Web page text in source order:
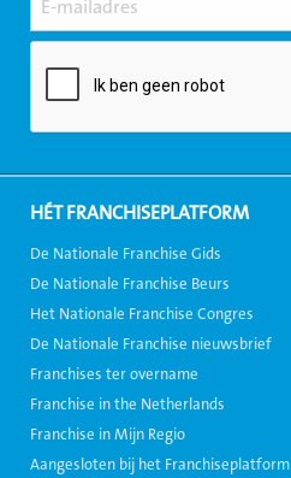
HÉT FRANCHISEPLATFORM
De Nationale Franchise Gids
De Nationale Franchise Beurs
Het Nationale Franchise Congres
De Nationale Franchise nieuwsbrief
Franchises ter overname
Franchise in the Netherlands
Franchise in Mijn Regio
Aangesloten bij het Franchiseplatform